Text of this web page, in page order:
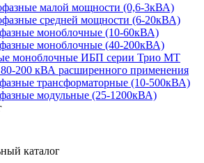
малой мощности (0,6-3кВА)
средней мощности (6-20кВА)
моноблочные (10-60кВА)
моноблочные (40-200кВА)
моноблочные ИБП серии Трио МТ
200 кВА расширенного применения
трансформаторные (10-500кВА)
модульные (25-1200кВА)
каталог